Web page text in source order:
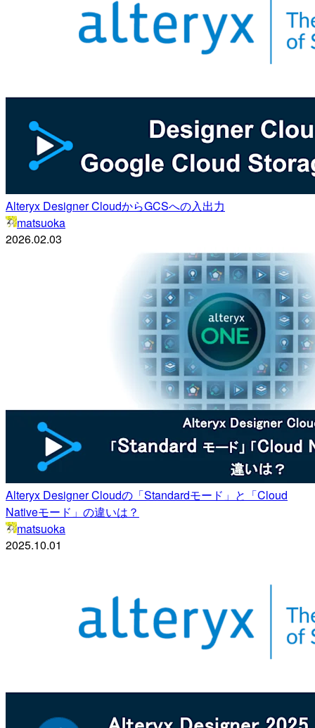
Alteryx Designer CloudからGCSへの入出力
matsuoka
2026.02.03
Alteryx Designer Cloudの「Standardモード」と「Cloud
Nativeモード」の違いは？
matsuoka
2025.10.01